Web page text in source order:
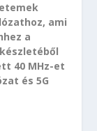
ami
a
40 MHz-et
és 5G